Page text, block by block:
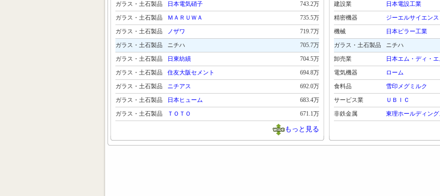
ガラス・土石製品
日本電気硝子
743.2万
ガラス・土石製品
ＭＡＲＵＷＡ
735.5万
ガラス・土石製品
ノザワ
719.7万
ガラス・土石製品
ニチハ
705.7万
ガラス・土石製品
日東紡績
704.5万
ガラス・土石製品
住友大阪セメント
694.8万
ガラス・土石製品
ニチアス
692.0万
ガラス・土石製品
日本ヒューム
683.4万
ガラス・土石製品
ＴＯＴＯ 671.1万
もっと見る
建設業
日本電設工業
精密機器
ジーエルサイエンス
機械
日本ピラー工業
ガラス・土石製品
ニチハ
卸売業
日本エム・ディ・
電気機器
ローム
食料品
雪印メグミルク
サービス業
ＵＢＩＣ
非鉄金属
東理ホールディン